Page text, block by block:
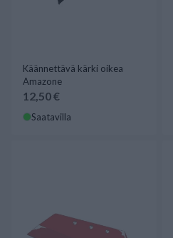
Käännettävä kärki oikea
Amazone
12,50 €
Saatavilla